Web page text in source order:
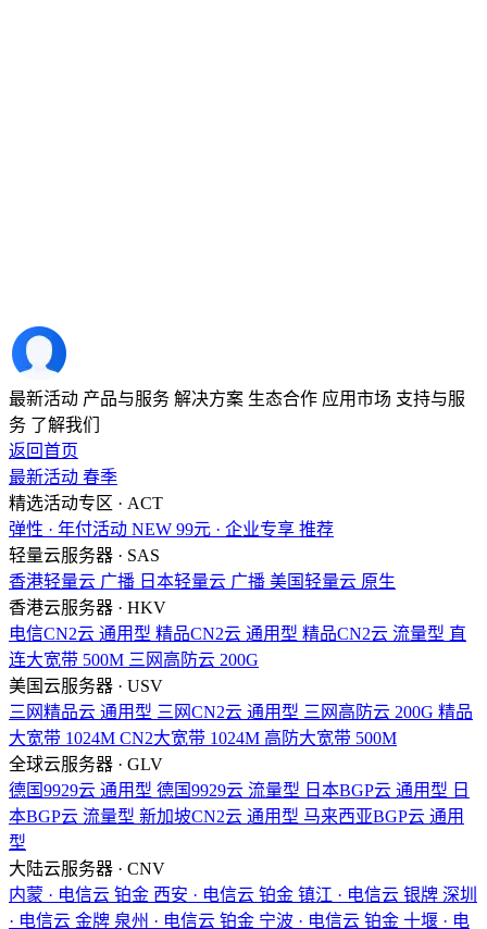
最新活动 产品与服务 解决方案 生态合作 应用市场 支持与服
务 了解我们
返回首页
最新活动 春季
精选活动专区 · ACT
弹性 · 年付活动 NEW 99元 · 企业专享 推荐
轻量云服务器 · SAS
香港轻量云 广播 日本轻量云 广播 美国轻量云 原生
香港云服务器 · HKV
电信CN2云 通用型 精品CN2云 通用型 精品CN2云 流量型 直
连大宽带 500M 三网高防云 200G
美国云服务器 · USV
三网精品云 通用型 三网CN2云 通用型 三网高防云 200G 精品
大宽带 1024M CN2大宽带 1024M 高防大宽带 500M
全球云服务器 · GLV
德国9929云 通用型 德国9929云 流量型 日本BGP云 通用型 日
本BGP云 流量型 新加坡CN2云 通用型 马来西亚BGP云 通用
型
大陆云服务器 · CNV
内蒙 · 电信云 铂金 西安 · 电信云 铂金 镇江 · 电信云 银牌 深圳
· 电信云 金牌 泉州 · 电信云 铂金 宁波 · 电信云 铂金 十堰 · 电